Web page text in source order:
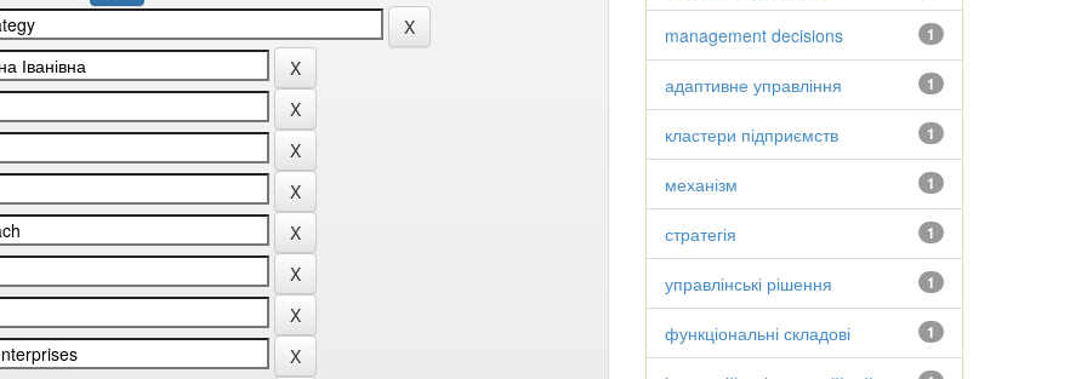
1
management decisions
1
адаптивне управління
1
кластери підприємств
1
механізм
1
стратегія
1
управлінські рішення
1
функціональні складові